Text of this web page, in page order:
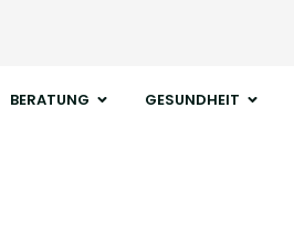
BERATUNG GESUNDHEIT